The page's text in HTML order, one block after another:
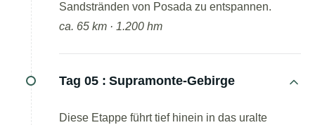
Sandstränden von Posada zu entspannen.
ca. 65 km · 1.200 hm
Tag 05 : Supramonte-Gebirge
Diese Etappe führt tief hinein in das uralte